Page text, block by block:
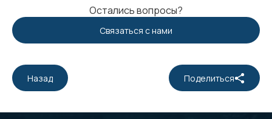
Остались вопросы?
Связаться с нами
Назад Поделиться